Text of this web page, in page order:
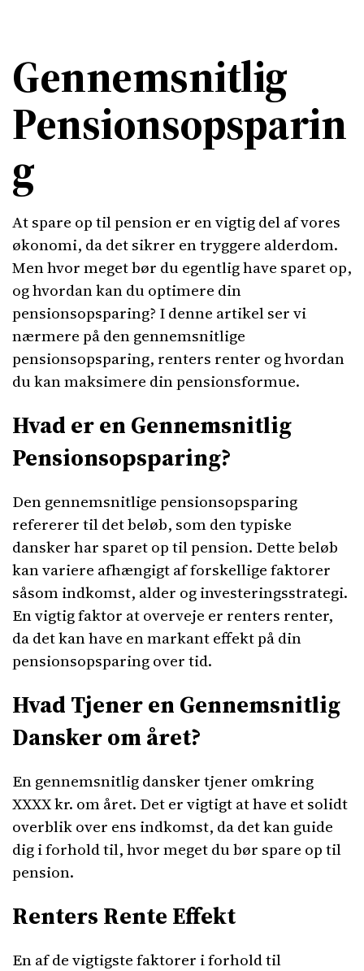
Gennemsnitlig
Pensionsopsparin
g
At spare op til pension er en vigtig del af vores
økonomi, da det sikrer en tryggere alderdom.
Men hvor meget bør du egentlig have sparet op,
og hvordan kan du optimere din
pensionsopsparing? I denne artikel ser vi
nærmere på den gennemsnitlige
pensionsopsparing, renters renter og hvordan
du kan maksimere din pensionsformue.
Hvad er en Gennemsnitlig
Pensionsopsparing?
Den gennemsnitlige pensionsopsparing
refererer til det beløb, som den typiske
dansker har sparet op til pension. Dette beløb
kan variere afhængigt af forskellige faktorer
såsom indkomst, alder og investeringsstrategi.
En vigtig faktor at overveje er renters renter,
da det kan have en markant effekt på din
pensionsopsparing over tid.
Hvad Tjener en Gennemsnitlig
Dansker om året?
En gennemsnitlig dansker tjener omkring
XXXX kr. om året. Det er vigtigt at have et solidt
overblik over ens indkomst, da det kan guide
dig i forhold til, hvor meget du bør spare op til
pension.
Renters Rente Effekt
En af de vigtigste faktorer i forhold til